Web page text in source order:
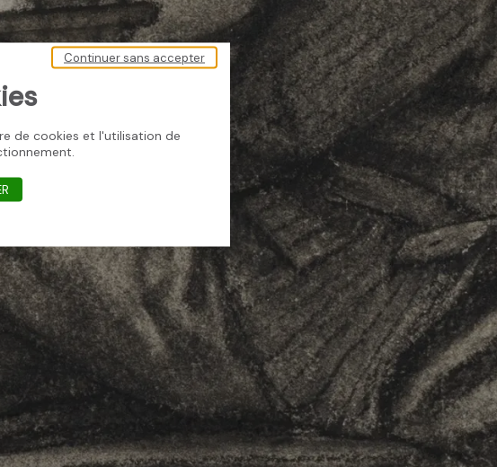
de cookies et l'utilisation de
Continuer sans accepter